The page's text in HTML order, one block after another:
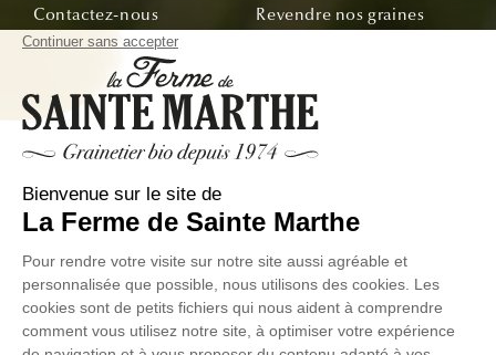
Contactez-nous
Demandez le catalogue
Bon de commande
Tous nos conseils
Revendre nos graines
Abonnez-vous
Suivez nos aventures de la graine à l'assiette !